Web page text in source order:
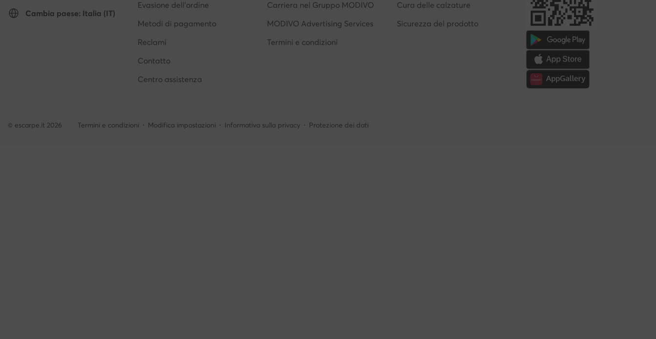
Cambia paese: Italia (IT)
Evasione dell'ordine
Metodi di pagamento
Reclami
Contatto
Centro assistenza
Carriera nel Gruppo MODIVO
MODIVO Advertising Services
Termini e condizioni
Cura delle calzature
Sicurezza del prodotto
© escarpe.it 2026 Termini e condizioni Modifica impostazioni Informativa sulla privacy Protezione dei dati